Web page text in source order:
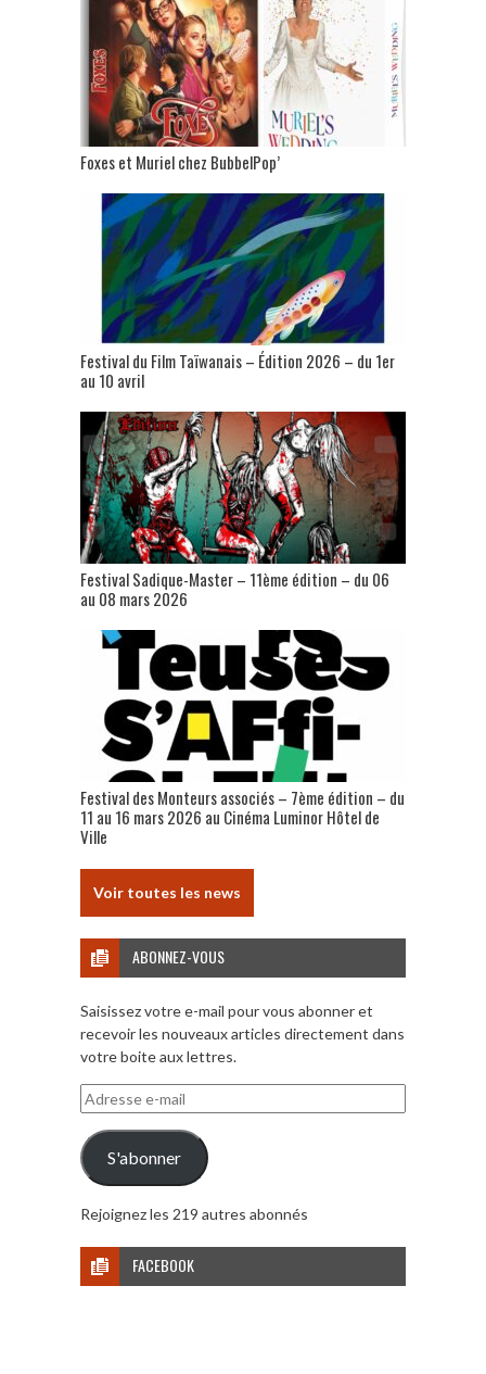
Foxes et Muriel chez BubbelPop’
Festival du Film Taïwanais – Édition 2026 – du 1er
au 10 avril
Festival Sadique-Master – 11ème édition – du 06
au 08 mars 2026
Festival des Monteurs associés – 7ème édition – du
11 au 16 mars 2026 au Cinéma Luminor Hôtel de
Ville
Voir toutes les news
ABONNEZ-VOUS
Saisissez votre e-mail pour vous abonner et
recevoir les nouveaux articles directement dans
votre boite aux lettres.
Adresse
e-
mail
S'abonner
Rejoignez les 219 autres abonnés
FACEBOOK